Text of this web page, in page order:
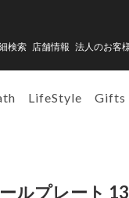
検索 店舗情報 法人のお客
LifeStyle Gifts
ルプレート